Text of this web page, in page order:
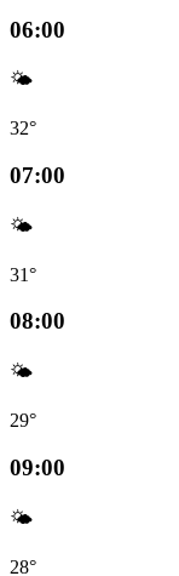
06:00
🌤️
32°
07:00
🌤️
31°
08:00
🌤️
29°
09:00
🌤️
28°